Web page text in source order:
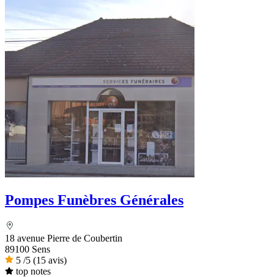
Pompes Funèbres Générales
18 avenue Pierre de Coubertin
89100 Sens
5 /5 (15 avis)
top notes